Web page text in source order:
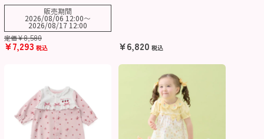
定価¥8,580
¥7,293 税込
販売期間
2026/08/06 12:00〜
2026/08/17 12:00
¥6,820 税込